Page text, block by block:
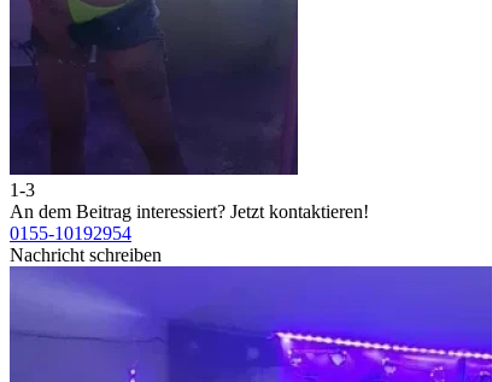
1-3
An dem Beitrag interessiert? Jetzt kontaktieren!
0155-10192954
Nachricht schreiben